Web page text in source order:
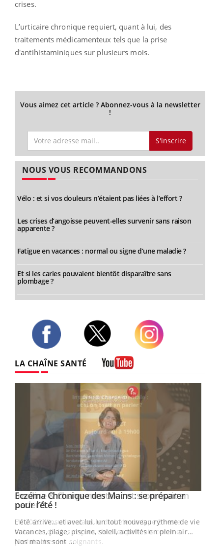
crises.
L’urticaire chronique requiert, quant à lui, des
traitements médicamenteux tels que la prise
d'antihistaminiques sur plusieurs mois.
Vous aimez cet article ? Abonnez-vous à la newsletter
!
S'inscrire
NOUS VOUS RECOMMANDONS
Vélo : et si vos douleurs n’étaient pas liées à l’effort ?
Les crises d’angoisse peuvent-elles survenir sans raison
apparente ?
Fatigue en vacances : normal ou signe d’une maladie ?
Et si les caries pouvaient bientôt disparaître sans
plombage ?
LA CHAÎNE SANTÉ
Youtube
Eczéma Chronique des Mains : se préparer
pour l’été !Youtube
L'été arrive… et avec lui, un tout nouveau rythme de vie !
Vacances, plage, piscine, soleil, activités en plein air…
Nos mains sont ...